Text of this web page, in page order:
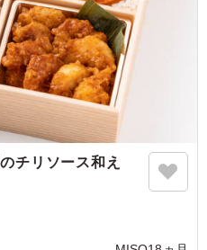
チリソース和え